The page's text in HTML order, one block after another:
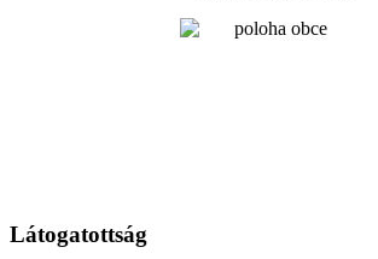
Látogatottság